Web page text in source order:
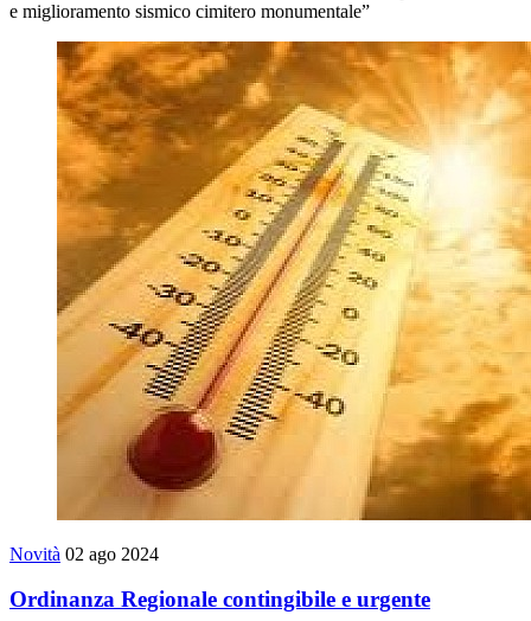
e miglioramento sismico cimitero monumentale”
Novità 02 ago 2024
Ordinanza Regionale contingibile e urgente